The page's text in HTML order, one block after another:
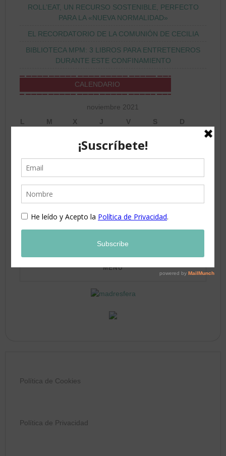
ROLL’EAT, UN RECURSO SOSTENIBLE, PERFECTO
PARA LA «NUEVA NORMALIDAD»
EL RECORDATORIO DE LA COMUNIÓN DE CECILIA
BIBLIOTECA MPM: 3 LIBROS PARA ENTRETENEROS
DURANTE ESTE CONFINAMIENTO
CALENDARIO
noviembre 2021
L
M X J V S D
3
8 9 10 11 12 13 14
22 23 24 25 26 27 28
30
Política de Cookies
Política de Privacidad